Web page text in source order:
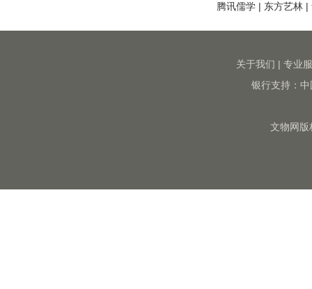
腾讯儒学 | 东方艺林 |
关于我们 | 专业
银行支持：
文物网